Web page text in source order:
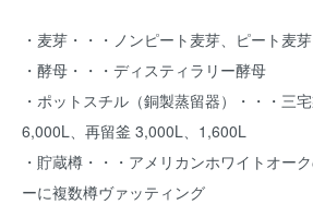
・麦芽・・・ノンピート麦芽、ピート麦芽
・酵母・・・ディスティラリー酵母
・ポットスチル（銅製蒸留器）・・・三
6,000L、再留釜 3,000L、1,600L
・貯蔵樽・・・アメリカンホワイトオー
ーに複数樽ヴァッティング